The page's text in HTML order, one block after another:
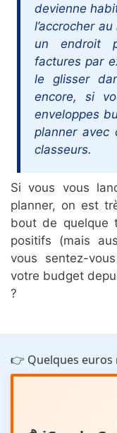
devienne
l’accrocher
un endroit
factures par
le glisser
encore, si
enveloppes
planner avec
classeurs.
Si vous vous
planner, on est
bout de quelque
positifs (mais
vous sentez-
votre budget
?
👉 Quelques euros